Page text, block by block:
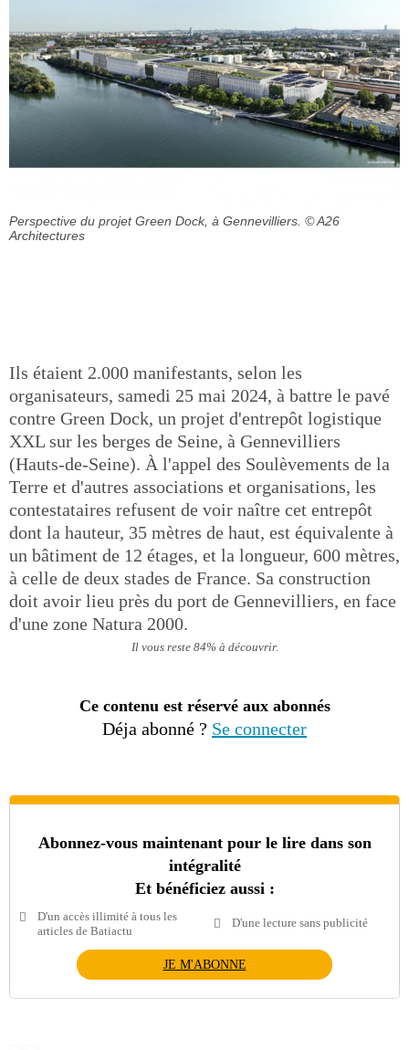
Perspective du projet Green Dock, à Gennevilliers. © A26
Architectures
Ils étaient 2.000 manifestants, selon les
organisateurs, samedi 25 mai 2024, à battre le pavé
contre Green Dock, un projet d'entrepôt logistique
XXL sur les berges de Seine, à Gennevilliers
(Hauts-de-Seine). À l'appel des Soulèvements de la
Terre et d'autres associations et organisations, les
contestataires refusent de voir naître cet entrepôt
dont la hauteur, 35 mètres de haut, est équivalente à
un bâtiment de 12 étages, et la longueur, 600 mètres,
à celle de deux stades de France. Sa construction
doit avoir lieu près du port de Gennevilliers, en face
d'une zone Natura 2000.
Il vous reste 84% à découvrir.
Ce contenu est réservé aux abonnés
Déja abonné ? Se connecter
Abonnez-vous maintenant pour le lire dans son
intégralité
Et bénéficiez aussi :
D'un accès illimité à tous les
articles de Batiactu
D'une lecture sans publicité
JE M'ABONNE